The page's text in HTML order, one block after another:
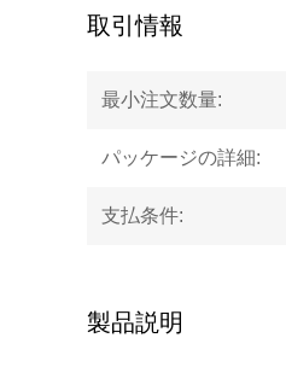
取引情報
最小注文数量:
パッケージの詳細:
支払条件:
製品説明